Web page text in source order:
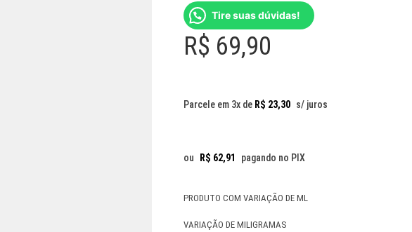
Tire suas dúvidas!
R$ 69,90
Parcele em 3x de R$ 23,30 s/ juros
ou R$ 62,91 pagando no PIX
PRODUTO COM VARIAÇÃO DE ML
VARIAÇÃO DE MILIGRAMAS